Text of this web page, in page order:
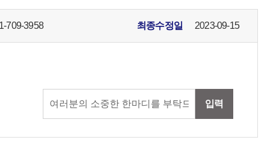
709-3958 최종수정일 2023-09-15
입력